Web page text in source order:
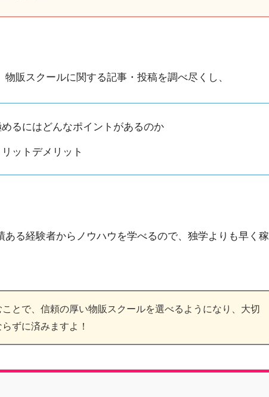
販スクールに関する記事・投稿を調べ尽くし、
るにはどんなポイントがあるのか
ットデメリット
る経験者からノウハウを学べるので、独学よりも早く稼
とで、信頼の厚い物販スクールを選べるようになり、大切
ずに済みますよ！